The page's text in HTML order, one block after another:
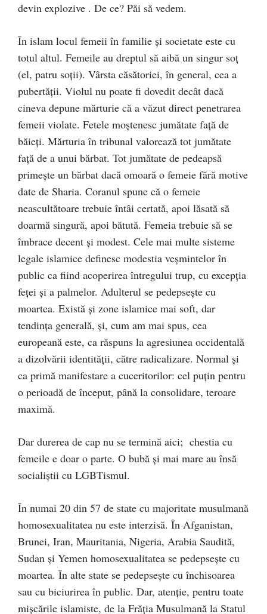
devin explozive . De ce? Păi să vedem.
În islam locul femeii în familie şi societate este cu
totul altul. Femeile au dreptul să aibă un singur soţ
(el, patru soţii). Vârsta căsătoriei, în general, cea a
pubertăţii. Violul nu poate fi dovedit decât dacă
cineva depune mărturie că a văzut direct penetrarea
femeii violate. Fetele moştenesc jumătate faţă de
băieţi. Mărturia în tribunal valorează tot jumătate
faţă de a unui bărbat. Tot jumătate de pedeapsă
primeşte un bărbat dacă omoară o femeie fără motive
date de Sharia. Coranul spune că o femeie
neascultătoare trebuie întâi certată, apoi lăsată să
doarmă singură, apoi bătută. Femeia trebuie să se
îmbrace decent şi modest. Cele mai multe sisteme
legale islamice definesc modestia veşmintelor în
public ca fiind acoperirea întregului trup, cu excepţia
feţei şi a palmelor. Adulterul se pedepseşte cu
moartea. Există şi zone islamice mai soft, dar
tendinţa generală, şi, cum am mai spus, cea
europeană este, ca răspuns la agresiunea occidentală
a dizolvării identităţii, către radicalizare. Normal şi
ca primă manifestare a cuceritorilor: cel puţin pentru
o perioadă de început, până la consolidare, teroare
maximă.
Dar durerea de cap nu se termină aici; chestia cu
femeile e doar o parte. O bubă şi mai mare au însă
socialiştii cu LGBTismul.
În numai 20 din 57 de state cu majoritate musulmană
homosexualitatea nu este interzisă. În Afganistan,
Brunei, Iran, Mauritania, Nigeria, Arabia Saudită,
Sudan şi Yemen homosexualitatea se pedepseşte cu
moartea. În alte state se pedepseşte cu închisoarea
sau cu biciurirea în public. Dar, atenţie, pentru toate
mişcările islamiste, de la Frăţia Musulmană la Statul